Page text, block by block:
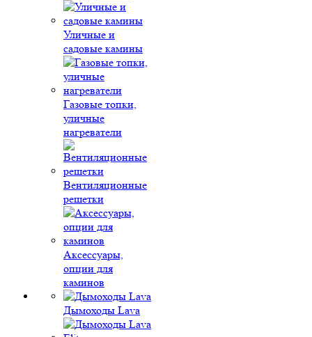
Уличные и
садовые камины
Газовые топки,
уличные
нагреватели
Вентиляционные
решетки
Аксессуары,
опции для
каминов
Дымоходы Lava